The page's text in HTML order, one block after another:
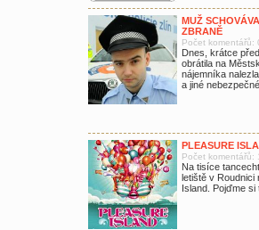
MUŽ
ZBRANĚ
Počet komentářů:
Dnes, krátce
obrátila na
nájemníka
a jiné
PLEASURE
Počet komentářů:
Na tisíce
letiště v Roudnici
Island. Pojďme